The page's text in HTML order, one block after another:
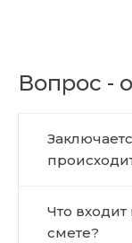
Вопрос -
Что входит
смете?